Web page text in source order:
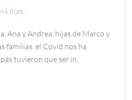
días.
Ana y Andrea, hijas de Marco y
familias, el Covid nos ha
tuvieron que ser in.